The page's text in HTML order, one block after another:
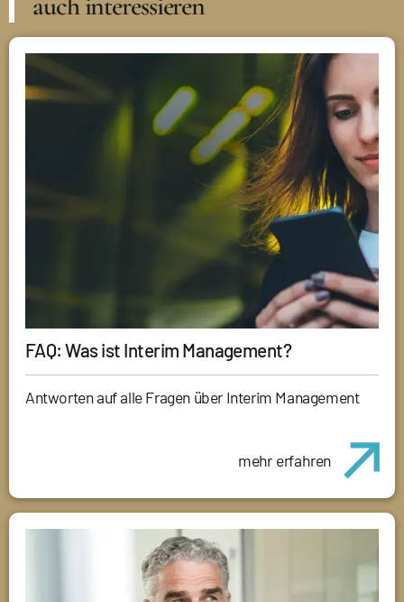
FAQ: Was ist Interim Management?
Antworten auf alle Fragen über Interim Management
mehr erfahren